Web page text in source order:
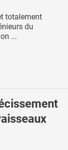
totalement
du
...